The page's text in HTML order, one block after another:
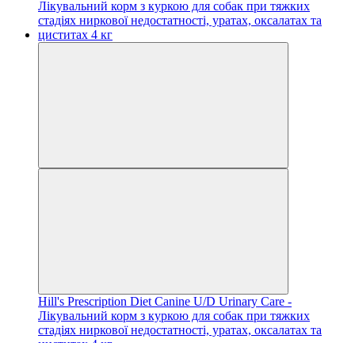
Hill's Prescription Diet Canine U/D Urinary Care -
Лікувальний корм з куркою для собак при тяжких
стадіях ниркової недостатності, уратах, оксалатах та